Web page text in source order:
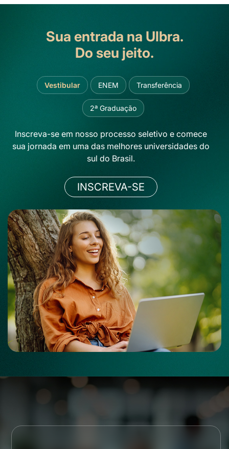
Sua entrada na Ulbra.
Do seu jeito.
Vestibular ENEM Transferência
2ª Graduação
Inscreva-se em nosso processo seletivo e comece
sua jornada em uma das melhores universidades do
sul do Brasil.
INSCREVA-SE